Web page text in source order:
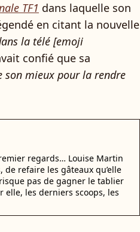
TF1 dans laquelle son
en citant la nouvelle
la télé [emoji
confié que sa
son mieux pour la rendre
regards… Louise Martin
refaire les gâteaux qu’elle
pas de gagner le tablier
elle, les derniers scoops, les